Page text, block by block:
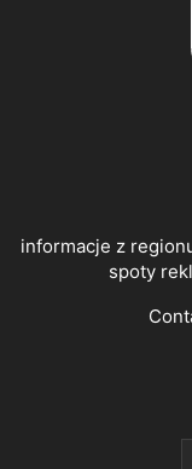
informacje z
spoty